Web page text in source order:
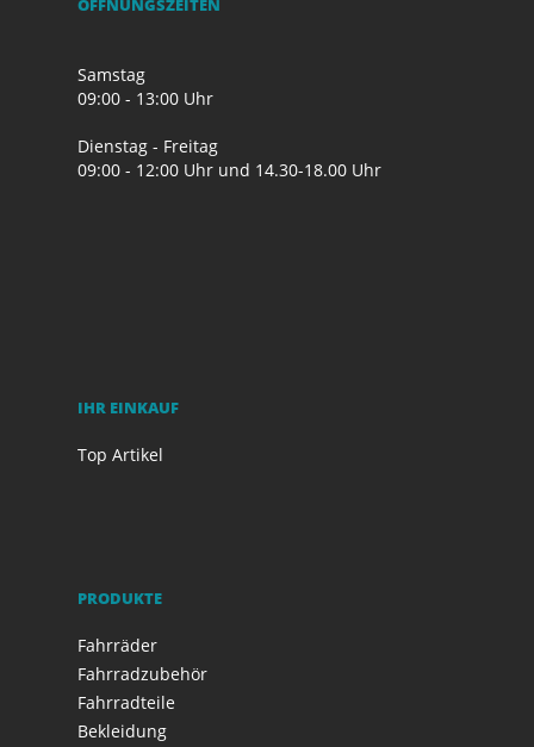
ÖFFNUNGSZEITEN
Samstag
09:00 - 13:00 Uhr
Dienstag - Freitag
09:00 - 12:00 Uhr und 14.30-18.00 Uhr
IHR EINKAUF
Top Artikel
PRODUKTE
Fahrräder
Fahrradzubehör
Fahrradteile
Bekleidung